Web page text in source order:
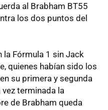
al Brabham BT55
los dos puntos del
la Fórmula 1 sin Jack
quienes habían sido los
su primera y segunda
terminada la
de Brabham queda